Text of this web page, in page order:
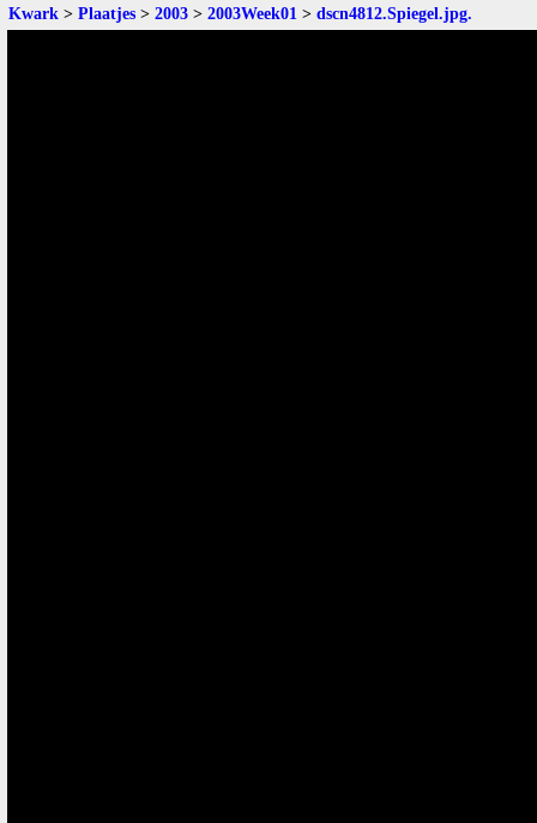
Kwark > Plaatjes > 2003 > 2003Week01 > dscn4812.Spiegel.jpg.